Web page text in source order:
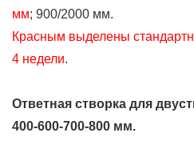
мм; 900/2000 мм.
Красным выделены
4 недели.
Ответная створка для
400-600-700-800 мм.